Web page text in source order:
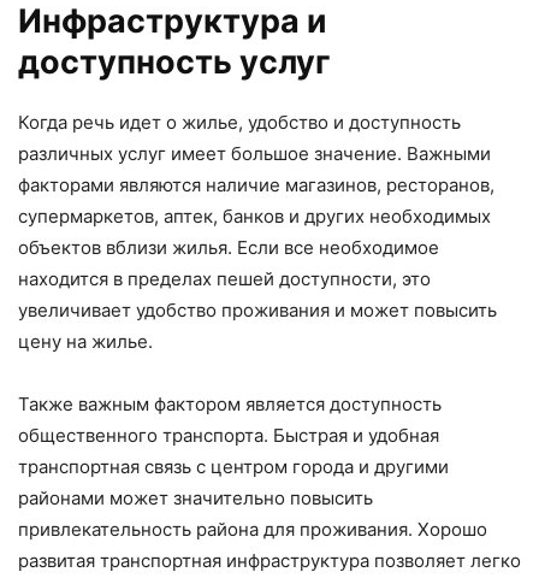
Инфраструктура и
доступность услуг
Когда речь идет о жилье, удобство и доступность
различных услуг имеет большое значение. Важными
факторами являются наличие магазинов, ресторанов,
супермаркетов, аптек, банков и других необходимых
объектов вблизи жилья. Если все необходимое
находится в пределах пешей доступности, это
увеличивает удобство проживания и может повысить
цену на жилье.
Также важным фактором является доступность
общественного транспорта. Быстрая и удобная
транспортная связь с центром города и другими
районами может значительно повысить
привлекательность района для проживания. Хорошо
развитая транспортная инфраструктура позволяет легко